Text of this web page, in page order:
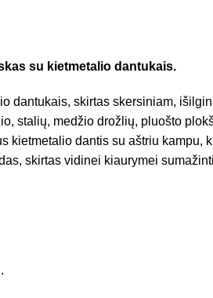
su kietmetalio dantukais.
dantukais, skirtas skersiniam,
stalių, medžio drožlių, pluošto
kietmetalio dantis su aštriu
skirtas vidinei kiaurymei